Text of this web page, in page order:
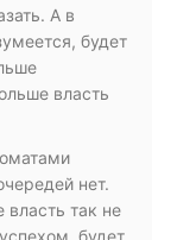
А в
будет
власть
нет.
так не
будет